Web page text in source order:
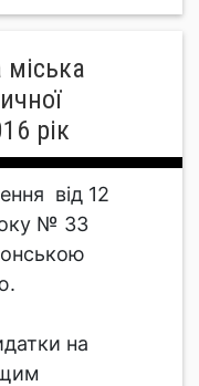
рік
від 12
№ 33
на